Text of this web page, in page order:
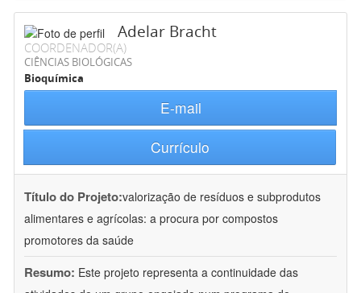
Adelar Bracht
COORDENADOR(A)
CIÊNCIAS BIOLÓGICAS
Bioquímica
E-mail
Currículo
Título do Projeto:valorização de resíduos e subprodutos
alimentares e agrícolas: a procura por compostos
promotores da saúde
Resumo: Este projeto representa a continuidade das